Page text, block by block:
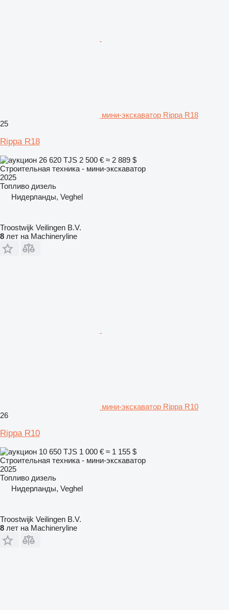
мини-экскаватор Rippa R18
25
Rippa R18
26 620 TJS 2 500 € ≈ 2 889 $
Строительная техника - мини-экскаватор
2025
Топливо дизель
Нидерланды, Veghel
Troostwijk Veilingen B.V.
8 лет на Machineryline
мини-экскаватор Rippa R10
26
Rippa R10
10 650 TJS 1 000 € ≈ 1 155 $
Строительная техника - мини-экскаватор
2025
Топливо дизель
Нидерланды, Veghel
Troostwijk Veilingen B.V.
8 лет на Machineryline